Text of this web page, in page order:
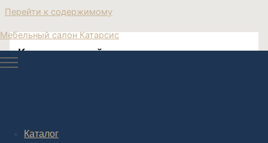
Перейти к содержимому
Мебельный салон Катарсис
Каталог
Купить угловой диван москва